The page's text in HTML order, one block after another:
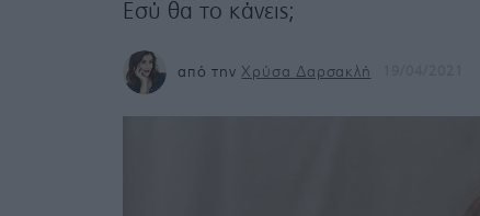
Εσύ θα το κάνεις;
από την Χρύσα Δαρσακλή